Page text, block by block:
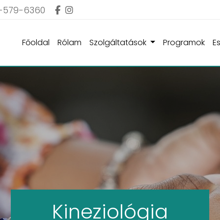
6360
Főoldal Rólam Szolgáltatások Programok
Kineziológia